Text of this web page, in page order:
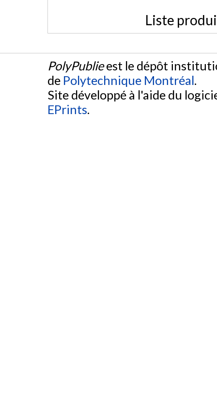
Liste
PolyPublieest le dépôt
de Polytechnique Montréal.
Site développé à l'aide du
EPrints.